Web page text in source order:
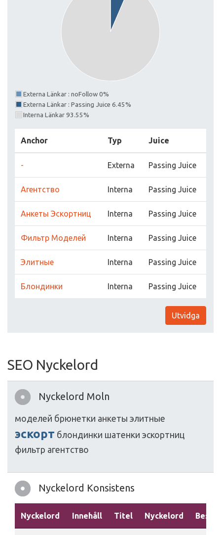
Externa Länkar : noFollow 0%
Externa Länkar : Passing Juice 6.45%
Interna Länkar 93.55%
Anchor Typ Juice
- Externa Passing Juice
Агентство Interna Passing Juice
Анкеты Эскортниц Interna Passing Juice
Фильтр Моделей Interna Passing Juice
Элитные Interna Passing Juice
Блондинки Interna Passing Juice
Utvidga
SEO Nyckelord
Nyckelord Moln
моделей брюнетки анкеты элитные
эскорт блондинки шатенки эскортниц
фильтр агентство
Nyckelord Konsistens
Nyckelord Innehåll Titel Nyckelord